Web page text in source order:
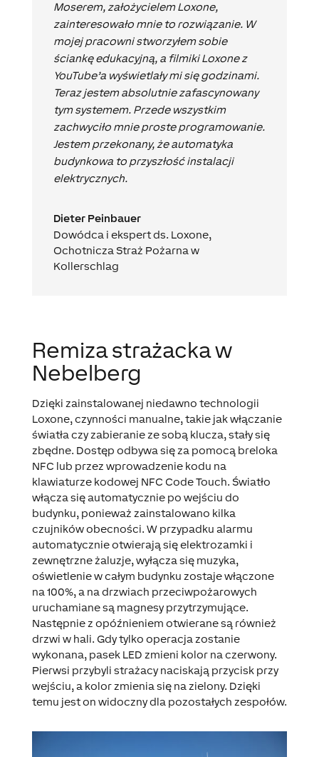
Moserem, założycielem Loxone,
zainteresowało mnie to rozwiązanie. W
mojej pracowni stworzyłem sobie
ściankę edukacyjną, a filmiki Loxone z
YouTube’a wyświetlały mi się godzinami.
Teraz jestem absolutnie zafascynowany
tym systemem. Przede wszystkim
zachwyciło mnie proste programowanie.
Jestem przekonany, że automatyka
budynkowa to przyszłość instalacji
elektrycznych.
Dieter Peinbauer
Dowódca i ekspert ds. Loxone,
Ochotnicza Straż Pożarna w
Kollerschlag
Remiza strażacka w
Nebelberg
Dzięki zainstalowanej niedawno technologii
Loxone, czynności manualne, takie jak włączanie
światła czy zabieranie ze sobą klucza, stały się
zbędne. Dostęp odbywa się za pomocą breloka
NFC lub przez wprowadzenie kodu na
klawiaturze kodowej NFC Code Touch. Światło
włącza się automatycznie po wejściu do
budynku, ponieważ zainstalowano kilka
czujników obecności. W przypadku alarmu
automatycznie otwierają się elektrozamki i
zewnętrzne żaluzje, wyłącza się muzyka,
oświetlenie w całym budynku zostaje włączone
na 100%, a na drzwiach przeciwpożarowych
uruchamiane są magnesy przytrzymujące.
Następnie z opóźnieniem otwierane są również
drzwi w hali. Gdy tylko operacja zostanie
wykonana, pasek LED zmieni kolor na czerwony.
Pierwsi przybyli strażacy naciskają przycisk przy
wejściu, a kolor zmienia się na zielony. Dzięki
temu jest on widoczny dla pozostałych zespołów.